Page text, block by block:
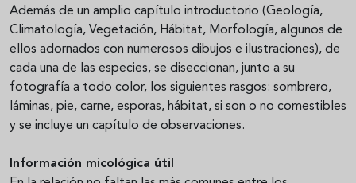
Además de un amplio capítulo introductorio (Geología,
Climatología, Vegetación, Hábitat, Morfología, algunos de
ellos adornados con numerosos dibujos e ilustraciones), de
cada una de las especies, se diseccionan, junto a su
fotografía a todo color, los siguientes rasgos: sombrero,
láminas, pie, carne, esporas, hábitat, si son o no comestibles
y se incluye un capítulo de observaciones.
Información micológica útil